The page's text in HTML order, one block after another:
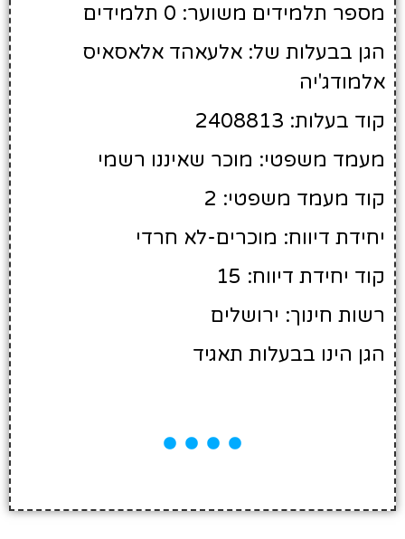
מספר תלמידים משוער: 0 תלמידים
הגן בבעלות של: אלעאהד אלאסאיס
אלמודג'יה
קוד בעלות: 2408813
מעמד משפטי: מוכר שאיננו רשמי
קוד מעמד משפטי: 2
יחידת דיווח: מוכרים-לא חרדי
קוד יחידת דיווח: 15
רשות חינוך: ירושלים
הגן הינו בבעלות תאגיד